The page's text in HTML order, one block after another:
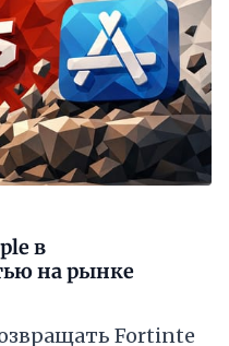
в
на рынке
Fortinte